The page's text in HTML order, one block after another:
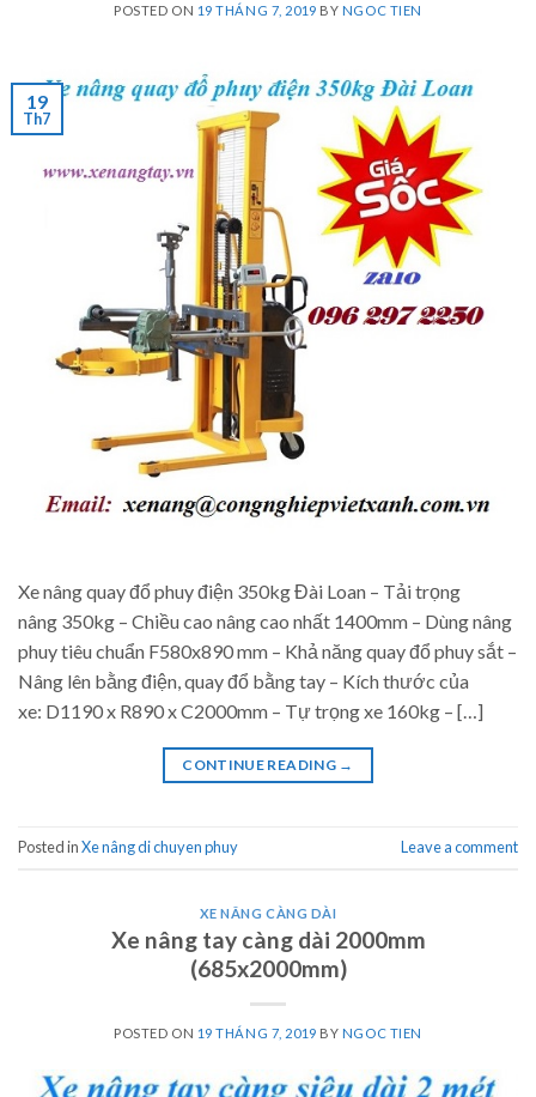
POSTED ON 19 THÁNG 7, 2019 BY NGOC TIEN
19
Th7
Xe nâng quay đổ phuy điện 350kg Đài Loan – Tải trọng
nâng 350kg – Chiều cao nâng cao nhất 1400mm – Dùng nâng
phuy tiêu chuẩn F580x890 mm – Khả năng quay đổ phuy sắt –
Nâng lên bằng điện, quay đổ bằng tay – Kích thước của
xe: D1190 x R890 x C2000mm – Tự trọng xe 160kg – […]
CONTINUE READING →
Posted inXe nâng di chuyen phuy Leave a comment
XE NÂNG CÀNG DÀI
Xe nâng tay càng dài 2000mm
(685x2000mm)
POSTED ON 19 THÁNG 7, 2019 BY NGOC TIEN